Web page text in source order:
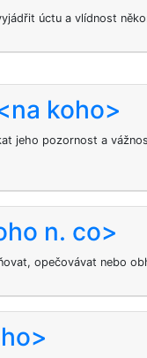
úctu a vlídnost
koho>
jeho pozornost a
n. co>
opečovávat nebo